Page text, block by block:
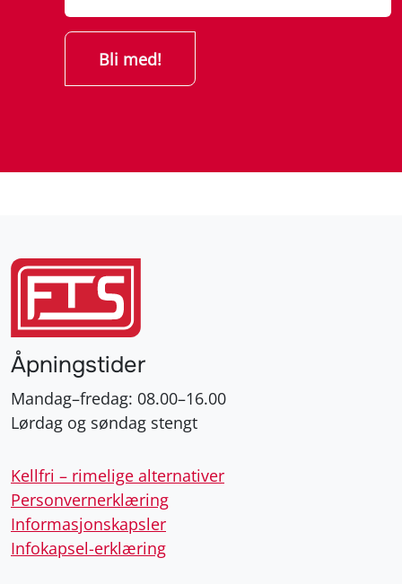
Åpningstider
Mandag–fredag: 08.00–16.00
Lørdag og søndag stengt
Kellfri – rimelige alternativer
Personvernerklæring
Informasjonskapsler
Infokapsel-erklæring